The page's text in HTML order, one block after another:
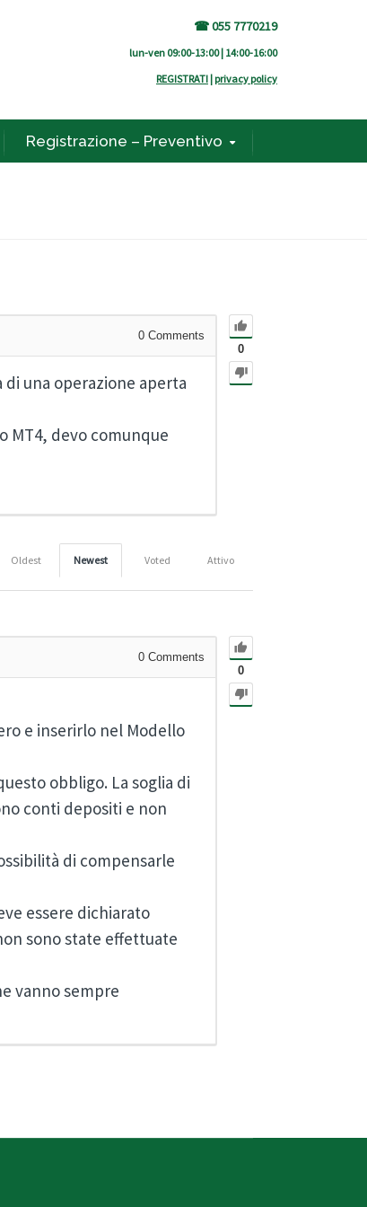
☎ 055 7770219
lun-ven 09:00-13:00 | 14:00-16:00
REGISTRATI | privacy policy
Registrazione – Preventivo
0
0 Comments
una operazione aperta
MT4, devo comunque
Attivo
Voted
Newest
Oldest
0
0 Comments
e inserirlo nel Modello
obbligo. La soglia di
conti depositi e non
di compensarle
essere dichiarato
sono state effettuate
vanno sempre